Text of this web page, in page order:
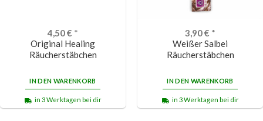
4,50€ *
Original Healing
Räucherstäbchen
IN DEN WARENKORB
in 3 Werktagen bei dir
3,90€ *
Weißer Salbei
Räucherstäbchen
IN DEN WARENKORB
in 3 Werktagen bei dir